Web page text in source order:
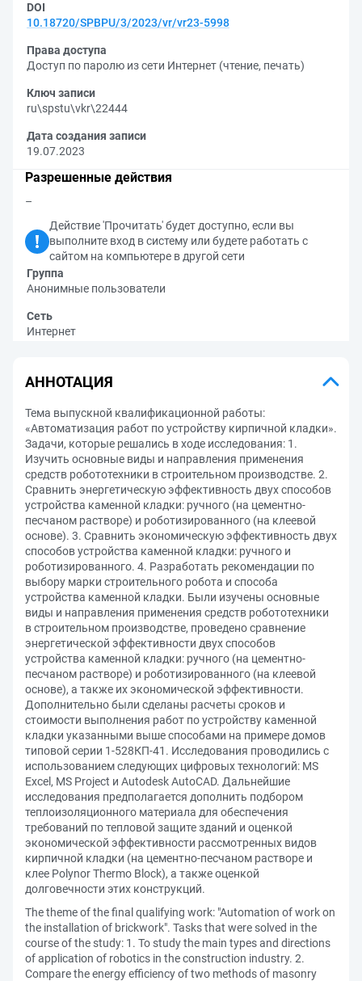
DOI
10.18720/SPBPU/3/2023/vr/vr23-5998
Права доступа
Доступ по паролю из сети Интернет (чтение, печать)
Ключ записи
ru\spstu\vkr\22444
Дата создания записи
19.07.2023
Разрешенные действия
–
Действие 'Прочитать' будет доступно, если вы
выполните вход в систему или будете работать с
сайтом на компьютере в другой сети
Группа
Анонимные пользователи
Сеть
Интернет
АННОТАЦИЯ
Тема выпускной квалификационной работы:
«Автоматизация работ по устройству кирпичной кладки».
Задачи, которые решались в ходе исследования: 1.
Изучить основные виды и направления применения
средств робототехники в строительном производстве. 2.
Сравнить энергетическую эффективность двух способов
устройства каменной кладки: ручного (на цементно-
песчаном растворе) и роботизированного (на клеевой
основе). 3. Сравнить экономическую эффективность двух
способов устройства каменной кладки: ручного и
роботизированного. 4. Разработать рекомендации по
выбору марки строительного робота и способа
устройства каменной кладки. Были изучены основные
виды и направления применения средств робототехники
в строительном производстве, проведено сравнение
энергетической эффективности двух способов
устройства каменной кладки: ручного (на цементно-
песчаном растворе) и роботизированного (на клеевой
основе), а также их экономической эффективности.
Дополнительно были сделаны расчеты сроков и
стоимости выполнения работ по устройству каменной
кладки указанными выше способами на примере домов
типовой серии 1-528КП-41. Исследования проводились с
использованием следующих цифровых технологий: MS
Excel, MS Project и Autodesk AutoCAD. Дальнейшие
исследования предполагается дополнить подбором
теплоизоляционного материала для обеспечения
требований по тепловой защите зданий и оценкой
экономической эффективности рассмотренных видов
кирпичной кладки (на цементно-песчаном растворе и
клее Polynor Thermo Block), а также оценкой
долговечности этих конструкций.
The theme of the final qualifying work: "Automation of work on
the installation of brickwork". Tasks that were solved in the
course of the study: 1. To study the main types and directions
of application of robotics in the construction industry. 2.
Compare the energy efficiency of two methods of masonry